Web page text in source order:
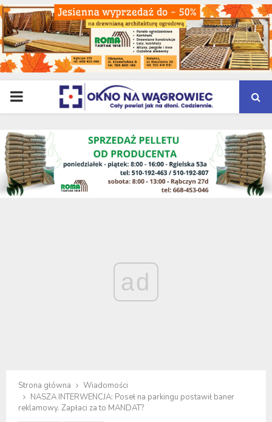
PRIMARY
MENU
ad
Strona główna
Wiadomości
NASZA INTERWENCJA: Poseł na parkingu postawił baner
reklamowy. Zapłaci za to MANDAT?